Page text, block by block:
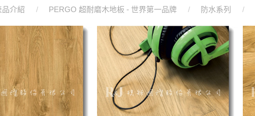
品介紹 PERGO 超耐磨木地板 - 世界第一品牌 防水系列